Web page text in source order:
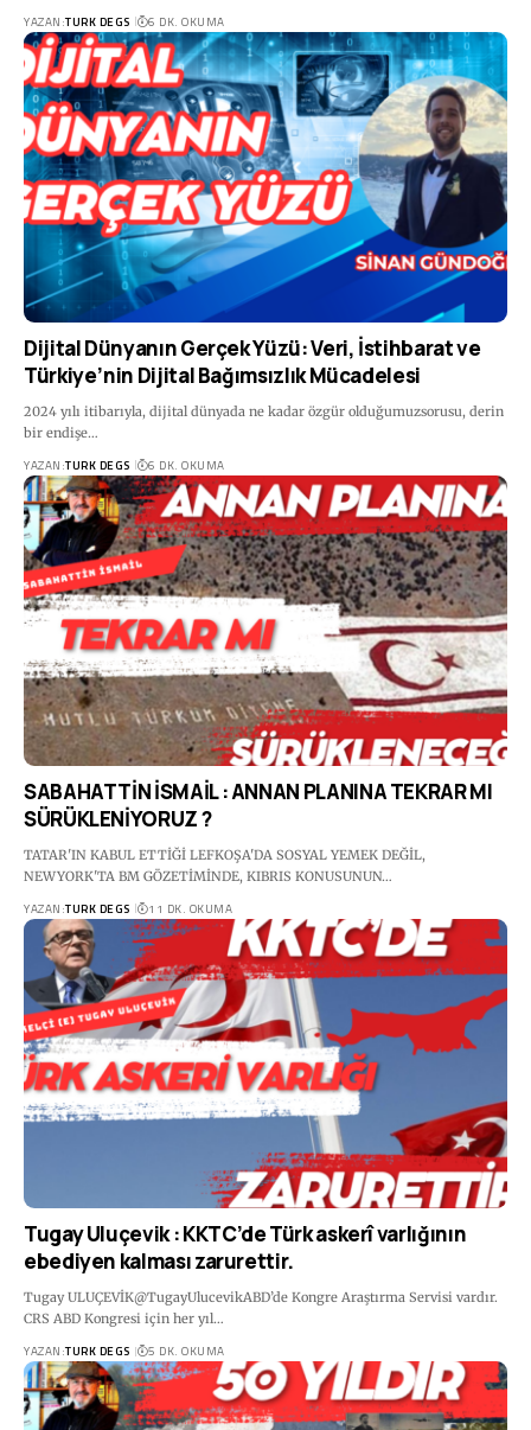
YAZAN:TURK DEGS 6 DK. OKUMA
Dijital Dünyanın Gerçek Yüzü: Veri, İstihbarat ve
Türkiye’nin Dijital Bağımsızlık Mücadelesi
2024 yılı itibarıyla, dijital dünyada ne kadar özgür olduğumuzsorusu, derin
bir endişe…
YAZAN:TURK DEGS 6 DK. OKUMA
SABAHATTİN İSMAİL : ANNAN PLANINA TEKRAR MI
SÜRÜKLENİYORUZ ?
TATAR'IN KABUL ETTİĞİ LEFKOŞA'DA SOSYAL YEMEK DEĞİL,
NEWYORK'TA BM GÖZETİMİNDE, KIBRIS KONUSUNUN…
YAZAN:TURK DEGS 11 DK. OKUMA
Tugay Uluçevik : KKTC’de Türk askerî varlığının
ebediyen kalması zarurettir.
Tugay ULUÇEVİK@TugayUlucevikABD’de Kongre Araştırma Servisi vardır.
CRS ABD Kongresi için her yıl…
YAZAN:TURK DEGS 5 DK. OKUMA